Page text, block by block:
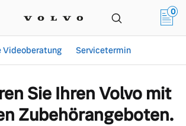
|
Videoberatung Servicetermin
Sie Ihren Volvo mit
Zubehörangeboten.
0